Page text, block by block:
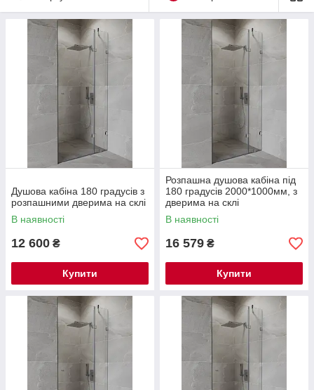
Душова кабіна 180 градусів з
розпашними дверима на склі
В наявності
12 600 ₴
Купити
Розпашна душова кабіна під
180 градусів 2000*1000мм, з
дверима на склі
В наявності
16 579 ₴
Купити